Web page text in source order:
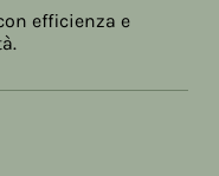
efficienza e